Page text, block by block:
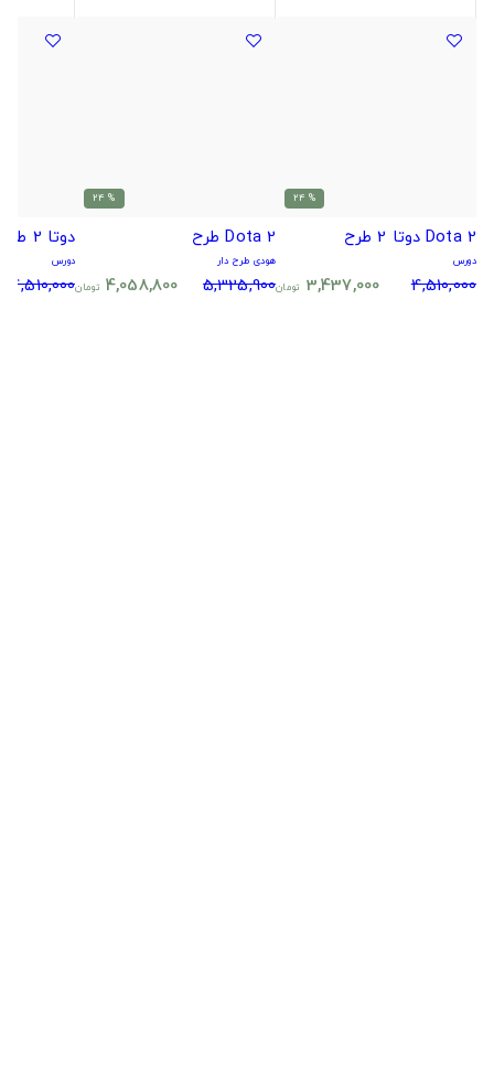
% 24
Dota 2 دوتا 2 طرح
دورس
4,510,000
3,437,000 تومان
% 24
Dota 2 طرح
هودی طرح دار
5,325,900
4,058,800 تومان
دوتا 2 طرح هیروی
دورس
4,510,000